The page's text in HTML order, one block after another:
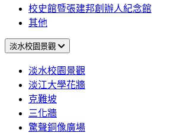
校史館暨張建邦創辦人紀念館
其他
淡水校園景觀
淡水校園景觀
淡江大學花牆
克難坡
三化牆
驚聲銅像廣場